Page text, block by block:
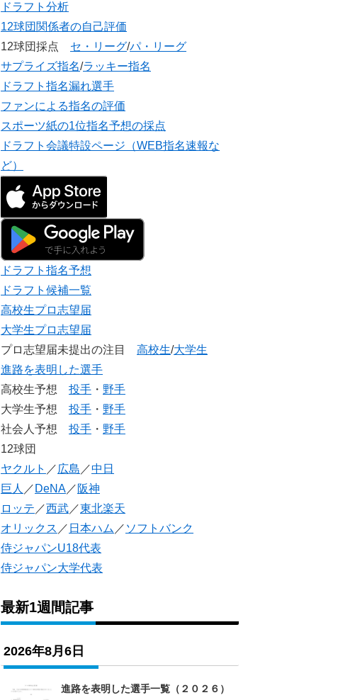
ドラフト分析
12球団関係者の自己評価
12球団採点 セ・リーグ/パ・リーグ
サプライズ指名/ラッキー指名
ドラフト指名漏れ選手
ファンによる指名の評価
スポーツ紙の1位指名予想の採点
ドラフト会議特設ページ（WEB指名速報な
ど）
ドラフト指名予想
ドラフト候補一覧
高校生プロ志望届
大学生プロ志望届
プロ志望届未提出の注目 高校生/大学生
進路を表明した選手
高校生予想 投手 ・ 野手
大学生予想 投手 ・ 野手
社会人予想 投手 ・ 野手
12球団
ヤクルト ／ 広島 ／中日
巨人 ／ DeNA ／ 阪神
ロッテ ／西武 ／東北楽天
オリックス ／ 日本ハム ／ ソフトバンク
侍ジャパンU18代表
侍ジャパン大学代表
最新1週間記事
2026年8月6日
進路を表明した選手一覧（２０２６）